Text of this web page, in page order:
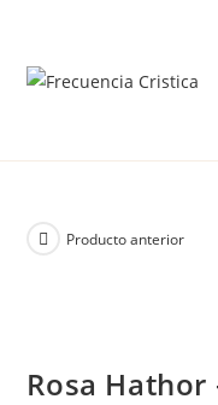
Producto anterior
Rosa Hathor